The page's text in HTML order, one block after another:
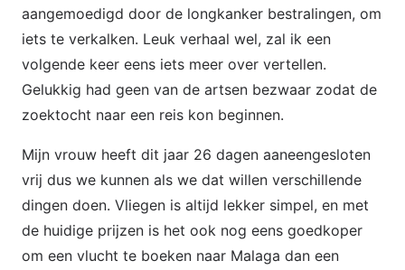
aangemoedigd door de longkanker bestralingen, om
iets te verkalken. Leuk verhaal wel, zal ik een
volgende keer eens iets meer over vertellen.
Gelukkig had geen van de artsen bezwaar zodat de
zoektocht naar een reis kon beginnen.
Mijn vrouw heeft dit jaar 26 dagen aaneengesloten
vrij dus we kunnen als we dat willen verschillende
dingen doen. Vliegen is altijd lekker simpel, en met
de huidige prijzen is het ook nog eens goedkoper
om een vlucht te boeken naar Malaga dan een